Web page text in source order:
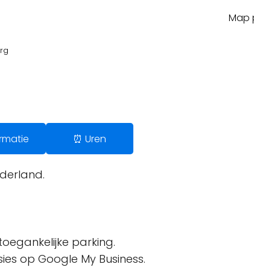
Map
⏰ Uren
parking.
op Google My Business.